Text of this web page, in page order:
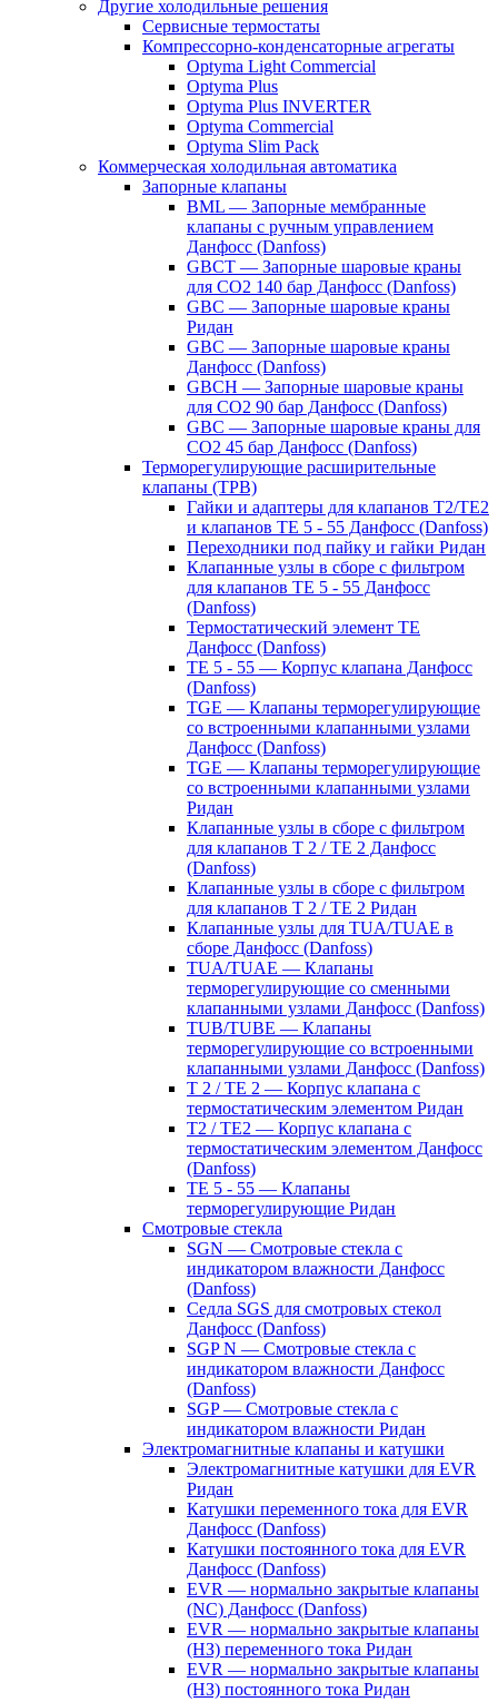
Другие холодильные решения
Сервисные термостаты
Компрессорно-конденсаторные агрегаты
Optyma Light Commercial
Optyma Plus
Optyma Plus INVERTER
Optyma Commercial
Optyma Slim Pack
Коммерческая холодильная автоматика
Запорные клапаны
BML — Запорные мембранные
клапаны с ручным управлением
Данфосс (Danfoss)
GBCT — Запорные шаровые краны
для CO2 140 бар Данфосс (Danfoss)
GBC — Запорные шаровые краны
Ридан
GBC — Запорные шаровые краны
Данфосс (Danfoss)
GBCH — Запорные шаровые краны
для CO2 90 бар Данфосс (Danfoss)
GBC — Запорные шаровые краны для
CO2 45 бар Данфосс (Danfoss)
Терморегулирующие расширительные
клапаны (ТРВ)
Гайки и адаптеры для клапанов T2/TE2
и клапанов TE 5 - 55 Данфосс (Danfoss)
Переходники под пайку и гайки Ридан
Клапанные узлы в сборе с фильтром
для клапанов TE 5 - 55 Данфосс
(Danfoss)
Термостатический элемент TE
Данфосс (Danfoss)
TE 5 - 55 — Корпус клапана Данфосс
(Danfoss)
TGE — Клапаны терморегулирующие
со встроенными клапанными узлами
Данфосс (Danfoss)
TGE — Клапаны терморегулирующие
со встроенными клапанными узлами
Ридан
Клапанные узлы в сборе с фильтром
для клапанов T 2 / TE 2 Данфосс
(Danfoss)
Клапанные узлы в сборе с фильтром
для клапанов T 2 / TE 2 Ридан
Клапанные узлы для TUA/TUAE в
сборе Данфосс (Danfoss)
TUA/TUAE — Клапаны
терморегулирующие со сменными
клапанными узлами Данфосс (Danfoss)
TUB/TUBE — Клапаны
терморегулирующие со встроенными
клапанными узлами Данфосс (Danfoss)
T 2 / TE 2 — Корпус клапана с
термостатическим элементом Ридан
T2 / TE2 — Корпус клапана с
термостатическим элементом Данфосс
(Danfoss)
TE 5 - 55 — Клапаны
терморегулирующие Ридан
Смотровые стекла
SGN — Смотровые стекла с
индикатором влажности Данфосс
(Danfoss)
Седла SGS для смотровых стекол
Данфосс (Danfoss)
SGP N — Смотровые стекла с
индикатором влажности Данфосс
(Danfoss)
SGP — Смотровые стекла с
индикатором влажности Ридан
Электромагнитные клапаны и катушки
Электромагнитные катушки для EVR
Ридан
Катушки переменного тока для EVR
Данфосс (Danfoss)
Катушки постоянного тока для EVR
Данфосс (Danfoss)
EVR — нормально закрытые клапаны
(NC) Данфосс (Danfoss)
EVR — нормально закрытые клапаны
(НЗ) переменного тока Ридан
EVR — нормально закрытые клапаны
(НЗ) постоянного тока Ридан